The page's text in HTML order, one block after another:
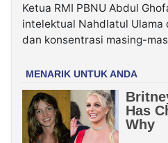
Ketua RMI PBNU Abdul
intelektual Nahdlatul
dan konsentrasi masing-